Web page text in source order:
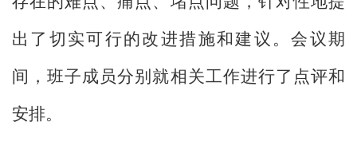
出了切实可行的改进措施和建议。会议期
间，班子成员分别就相关工作进行了 点评和
安排。